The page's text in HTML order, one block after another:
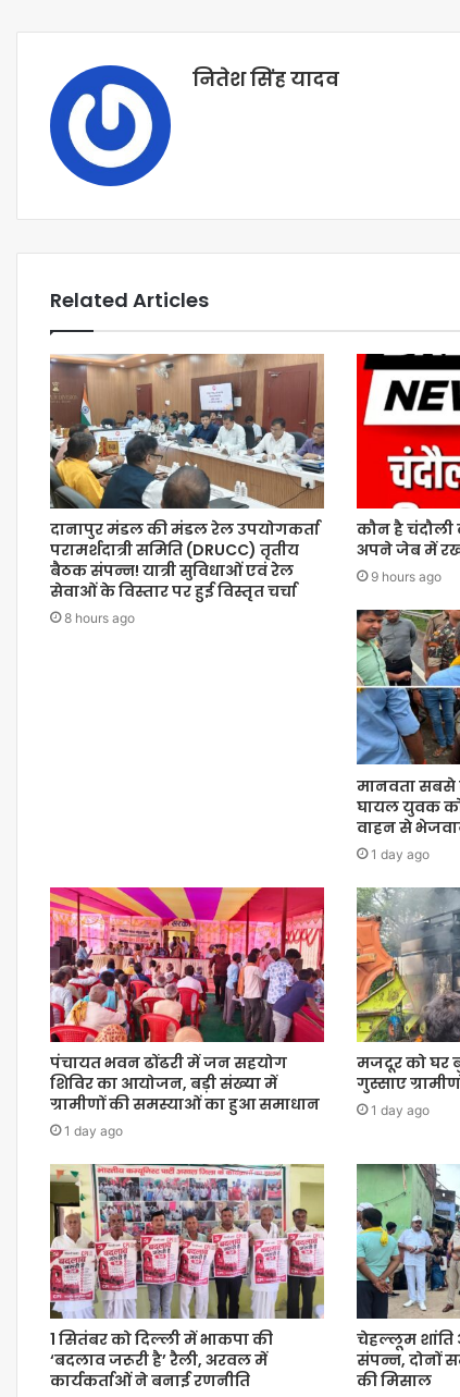
नितेश सिंह यादव
Related Articles
दानापुर मंडल की मंडल रेल उपयोगकर्ता
परामर्शदात्री समिति (DRUCC) तृतीय
बैठक संपन्न! यात्री सुविधाओं एवं रेल
सेवाओं के विस्तार पर हुई विस्तृत चर्चा
8 hours ago
कौन है
अपने जेब में
9 hours ago
मानवता सबसे
घायल युवक
वाहन से
1 day ago
पंचायत भवन ढोंढरी में जन सहयोग
शिविर का आयोजन, बड़ी संख्या में
ग्रामीणों की समस्याओं का हुआ समाधान
1 day ago
मजदूर को घर
गुस्साए
1 day ago
1 सितंबर को दिल्ली में भाकपा की
‘बदलाव जरूरी है’ रैली, अरवल में
कार्यकर्ताओं ने बनाई रणनीति
चेहल्लूम शांति
संपन्न, दोनों
की मिसाल